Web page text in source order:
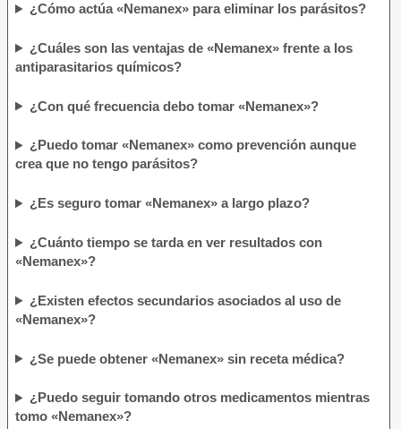
¿Cómo actúa «Nemanex» para eliminar los parásitos?
¿Cuáles son las ventajas de «Nemanex» frente a los
antiparasitarios químicos?
¿Con qué frecuencia debo tomar «Nemanex»?
¿Puedo tomar «Nemanex» como prevención aunque
crea que no tengo parásitos?
¿Es seguro tomar «Nemanex» a largo plazo?
¿Cuánto tiempo se tarda en ver resultados con
«Nemanex»?
¿Existen efectos secundarios asociados al uso de
«Nemanex»?
¿Se puede obtener «Nemanex» sin receta médica?
¿Puedo seguir tomando otros medicamentos mientras
tomo «Nemanex»?